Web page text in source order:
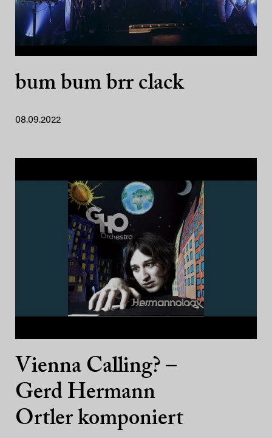
bum bum brr clack
08.09.2022
Vienna Calling? –
Gerd Hermann
Ortler komponiert